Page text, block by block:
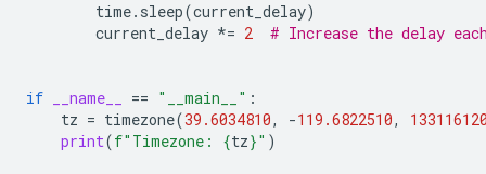
time. sleep(current_delay)
current_delay *= 2 # Increase the delay
if __name__ == "__main__" :
tz = timezone(39.6034810, -119.6822510,
print(f"Timezone: {tz}" )